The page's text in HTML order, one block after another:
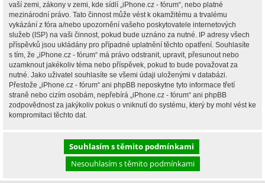
vaší zemi, zákony v zemi, kde sídlí „iPhone.cz - fórum“, nebo platné
mezinárodní právo. Tato činnost může vést k okamžitému a trvalému
vykázání z fóra a/nebo upozornění vašeho poskytovatele internetových
služeb (ISP) na vaši činnost, pokud bude uznáno za nutné. IP adresy všech
příspěvků jsou ukládány pro případné uplatnění těchto opatření. Souhlasíte
s tím, že „iPhone.cz - fórum“ má právo odstranit, upravit, přesunout nebo
uzamknout jakékoliv téma nebo příspěvek, pokud to bude považovat za
nutné. Jako uživatel souhlasíte se všemi údaji uloženými v databázi.
Přestože „iPhone.cz - fórum“ ani phpBB neposkytne tyto informace třetí
straně nebo cizím osobám, nepřebírá „iPhone.cz - fórum“ ani phpBB
zodpovědnost za jakýkoliv pokus o vniknutí do systému, který by mohl vést ke
kompromitaci těchto dat.